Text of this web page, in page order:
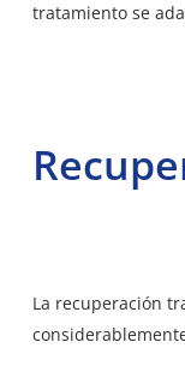
tratamiento se
La recuperación